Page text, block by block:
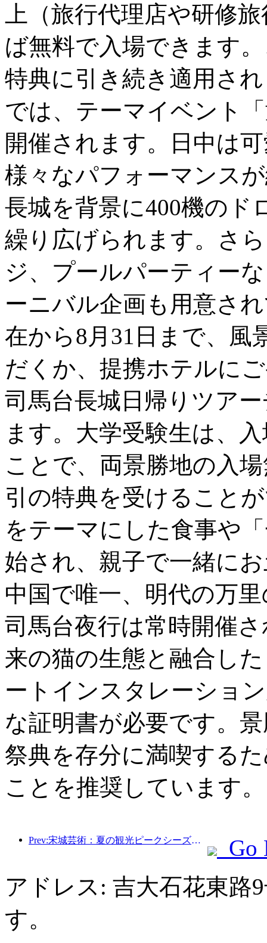
上（旅行代理店や研修
ば無料で入場できます
特典に引き続き適用さ
では、テーマイベント
開催されます。日中は
様々なパフォーマンス
長城を背景に400機のド
繰り広げられます。さ
ジ、プールパーティー
ーニバル企画も用意さ
在から8月31日まで、風
だくか、提携ホテルに
司馬台長城日帰りツア
ます。大学受験生は、
ことで、両景勝地の入
引の特典を受けること
をテーマにした食事や
始され、親子で一緒に
中国で唯一、明代の万
司馬台夜行は常時開催
来の猫の生態と融合し
ートインスタレーショ
な証明書が必要です。
祭典を存分に満喫する
ことを推奨しています。
Prev:宋城芸術：夏の観光ピークシーズンに向けて、市場とイベントコンテンツの両方を準備
Go
アドレス: 吉大石花東路
す。